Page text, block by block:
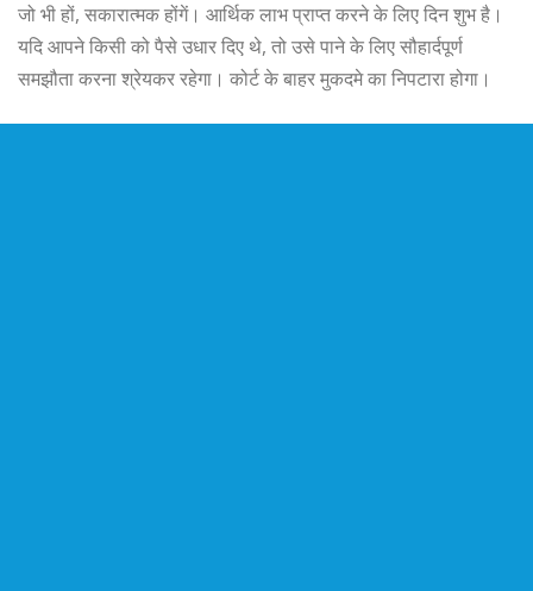
जो भी हों, सकारात्मक होंगें। आर्थिक लाभ प्राप्त करने के लिए दिन शुभ है।
यदि आपने किसी को पैसे उधार दिए थे, तो उसे पाने के लिए सौहार्दपूर्ण
समझौता करना श्रेयकर रहेगा। कोर्ट के बाहर मुकदमे का निपटारा होगा।